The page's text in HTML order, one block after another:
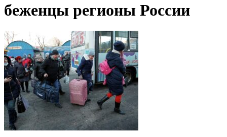
беженцы регионы России